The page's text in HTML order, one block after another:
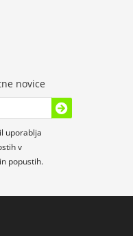
novice
uporablja
v
popustih.